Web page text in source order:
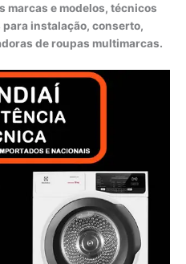
marcas e modelos, técnicos
instalação, conserto,
de roupas multimarcas.